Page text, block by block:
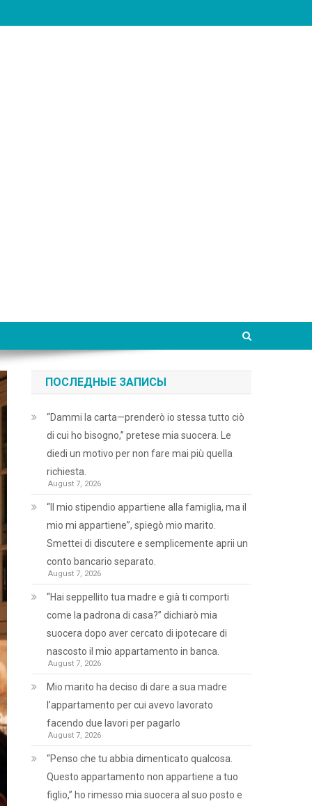
ПОСЛЕДНЫЕ ЗАПИСЫ
“Dammi la carta—prenderò io stessa tutto ciò
di cui ho bisogno,” pretese mia suocera. Le
diedi un motivo per non fare mai più quella
richiesta.
August 7, 2026
“Il mio stipendio appartiene alla famiglia, ma il
mio mi appartiene”, spiegò mio marito.
Smettei di discutere e semplicemente aprii un
conto bancario separato.
August 7, 2026
“Hai seppellito tua madre e già ti comporti
come la padrona di casa?” dichiarò mia
suocera dopo aver cercato di ipotecare di
nascosto il mio appartamento in banca.
August 7, 2026
Mio marito ha deciso di dare a sua madre
l’appartamento per cui avevo lavorato
facendo due lavori per pagarlo
August 7, 2026
“Penso che tu abbia dimenticato qualcosa.
Questo appartamento non appartiene a tuo
figlio,” ho rimesso mia suocera al suo posto e